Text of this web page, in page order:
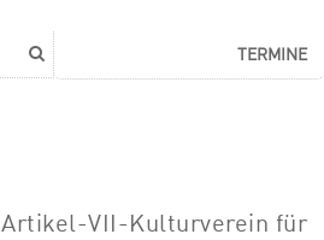
TERMINE
Artikel-VII-Kulturverein für